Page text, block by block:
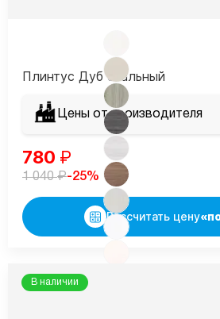
Плинтус Дуб скальный
Цены от производителя
780 ₽
1 040₽-25%
Рассчитать цену
В наличии